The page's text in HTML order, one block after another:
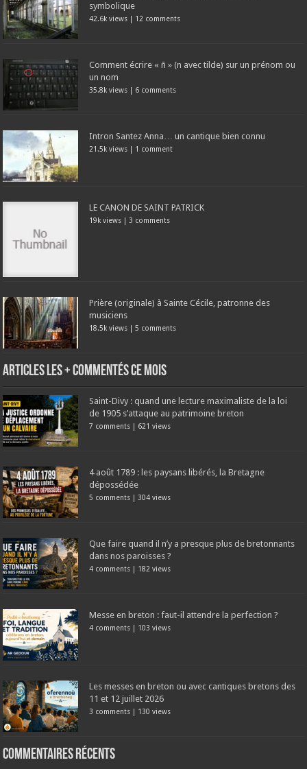
symbolique
42.6k views | 12 comments
Comment écrire « ñ » (n avec tilde) sur un prénom ou
un nom
35.8k views | 6 comments
Intron Santez Anna… un cantique bien connu
21.5k views | 1 comment
LE CANON DE SAINT PATRICK
19k views | 3 comments
Prière (originale) à Sainte Cécile, patronne des
musiciens
18.5k views |5 comments
Articles les + commentés ce mois
Saint-Divy : quand une lecture maximaliste de la loi
de 1905 s’attaque au patrimoine breton
7 comments | 621 views
4 août 1789 : les paysans libérés, la Bretagne
dépossédée
5 comments | 304 views
Que faire quand il n’y a presque plus de bretonnants
dans nos paroisses ?
4 comments | 182 views
Messe en breton : faut-il attendre la perfection ?
4 comments | 103 views
Les messes en breton ou avec cantiques bretons des
11 et 12 juillet 2026
3 comments | 130 views
Commentaires récents